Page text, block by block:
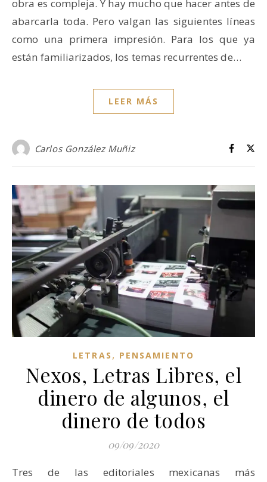
obra es compleja. Y hay mucho que hacer antes de
abarcarla toda. Pero valgan las siguientes líneas
como una primera impresión. Para los que ya
están familiarizados, los temas recurrentes de…
LEER MÁS
Carlos González Muñiz
LETRAS , PENSAMIENTO
Nexos, Letras Libres, el
dinero de algunos, el
dinero de todos
09/09/2020
Tres de las editoriales mexicanas más